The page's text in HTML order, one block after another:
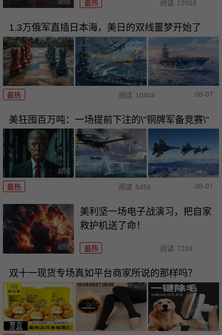
最热 阅读 12916
1.3万俄军直插日本海，美日的双线噩梦开始了
最热 阅读 10404 08-07
美狂囤百万吨：一场提前下注的\"铜牌军备竞赛\"
最热 阅读 8456 08-07
美利坚一场电子战演习，把自家
救护机送了命！
最热 阅读 7224
双十一现货专场真如平台商家所说的那样吗？